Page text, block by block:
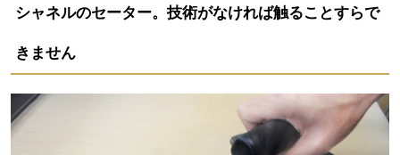
シャネルのセーター。技術がなければ触ることすらで
きません